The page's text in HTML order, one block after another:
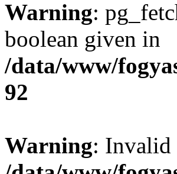
Warning:
boolean given in
/data/www/
92
Warning: Invalid